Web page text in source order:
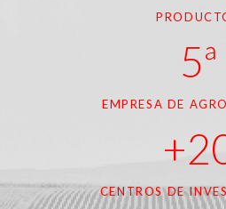
5ª
EMPRESA DE
CENTROS DE